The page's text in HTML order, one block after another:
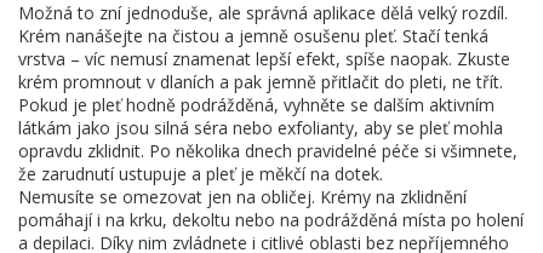
Možná to zní jednoduše, ale správná aplikace dělá velký rozdíl.
Krém nanášejte na čistou a jemně osušenu pleť. Stačí tenká
vrstva – víc nemusí znamenat lepší efekt, spíše naopak. Zkuste
krém promnout v dlaních a pak jemně přitlačit do pleti, ne třít.
Pokud je pleť hodně podrážděná, vyhněte se dalším aktivním
látkám jako jsou silná séra nebo exfolianty, aby se pleť mohla
opravdu zklidnit. Po několika dnech pravidelné péče si všimnete,
že zarudnutí ustupuje a pleť je měkčí na dotek.
Nemusíte se omezovat jen na obličej. Krémy na zklidnění
pomáhají i na krku, dekoltu nebo na podrážděná místa po holení
a depilaci. Díky nim zvládnete i citlivé oblasti bez nepříjemného